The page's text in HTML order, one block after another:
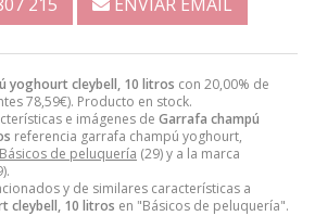
yoghourt cleybell, 10 litros con 20,00% de
78,59€). Producto en stock.
e imágenes de Garrafa champú
referencia garrafa champú yoghourt,
Básicos de peluquería (29) y a la marca
y de similares características a
cleybell, 10 litros en "Básicos de peluquería".